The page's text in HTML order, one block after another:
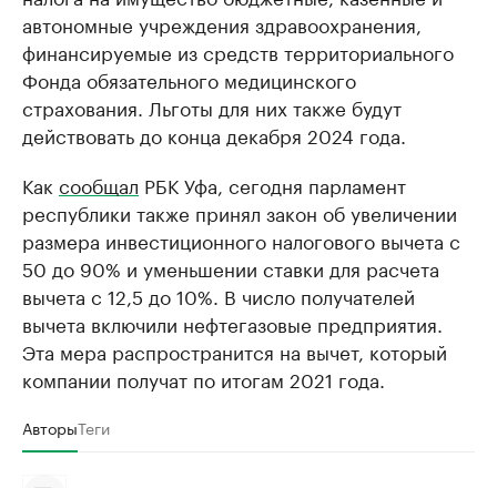
автономные учреждения здравоохранения,
финансируемые из средств территориального
Фонда обязательного медицинского
страхования. Льготы для них также будут
действовать до конца декабря 2024 года.
Как сообщал РБК Уфа, сегодня парламент
республики также принял закон об увеличении
размера инвестиционного налогового вычета с
50 до 90% и уменьшении ставки для расчета
вычета с 12,5 до 10%. В число получателей
вычета включили нефтегазовые предприятия.
Эта мера распространится на вычет, который
компании получат по итогам 2021 года.
АвторыТеги